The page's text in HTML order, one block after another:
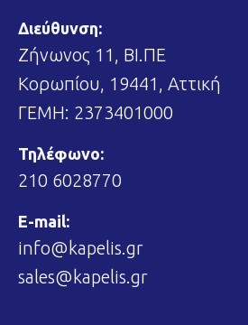
Διεύθυνση:
Ζήνωνος 11, ΒΙ.ΠΕ
Κορωπίου, 19441, Αττική
ΓΕΜΗ: 2373401000
Τηλέφωνο:
210 6028770
E-mail:
info@kapelis.gr
sales@kapelis.gr